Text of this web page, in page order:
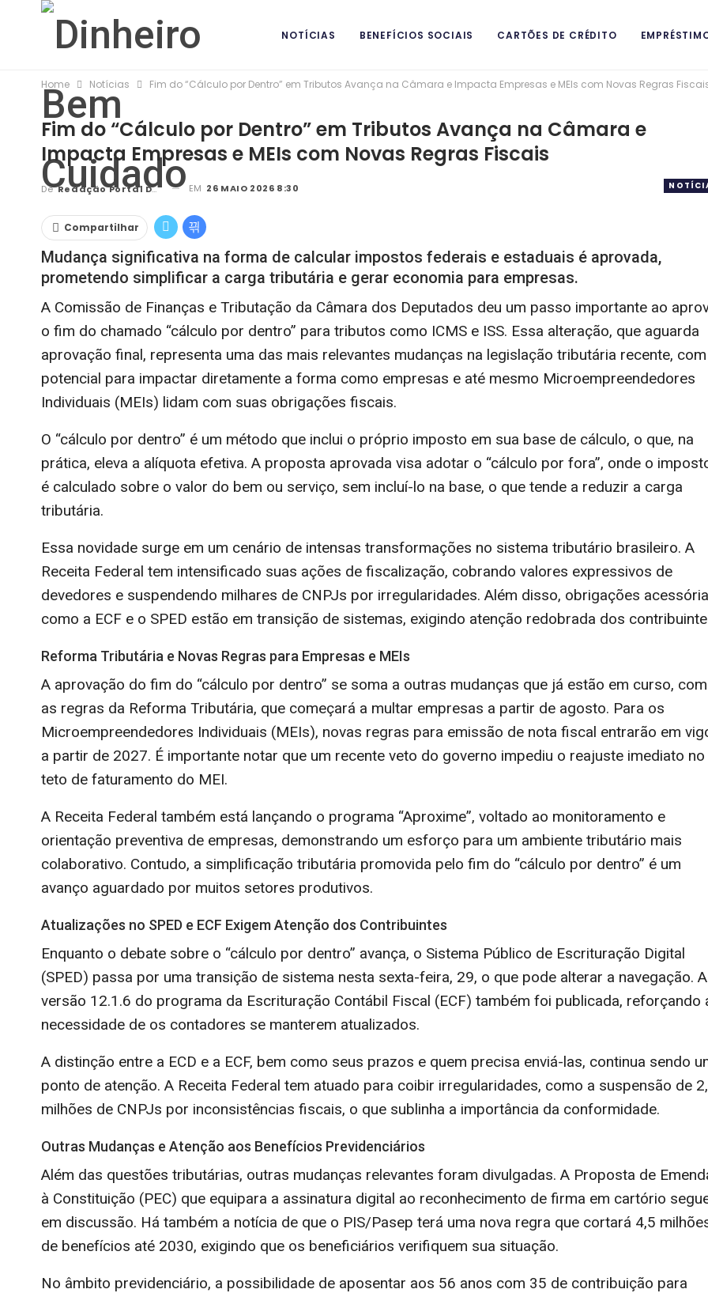
NOTÍCIAS BENEFÍCIOS SOCIAIS CARTÕES DE CRÉDITO
Home Notícias Fim do “Cálculo por Dentro” em Tributos Avança na Câmara e Impacta Empresas e MEIs com Novas Regras
Fim do “Cálculo por Dentro” em Tributos Avança na Câmara e
Impacta Empresas e MEIs com Novas Regras Fiscais
DeRedação Portal DBC EM 26 MAIO 2026 8:30
Compartilhar
Mudança significativa na forma de calcular impostos federais e estaduais é aprovada,
prometendo simplificar a carga tributária e gerar economia para empresas.
A Comissão de Finanças e Tributação da Câmara dos Deputados deu um passo importante ao
o fim do chamado “cálculo por dentro” para tributos como ICMS e ISS. Essa alteração, que aguarda
aprovação final, representa uma das mais relevantes mudanças na legislação tributária recente, com
potencial para impactar diretamente a forma como empresas e até mesmo Microempreendedores
Individuais (MEIs) lidam com suas obrigações fiscais.
O “cálculo por dentro” é um método que inclui o próprio imposto em sua base de cálculo, o que, na
prática, eleva a alíquota efetiva. A proposta aprovada visa adotar o “cálculo por fora”, onde o
é calculado sobre o valor do bem ou serviço, sem incluí-lo na base, o que tende a reduzir a carga
tributária.
Essa novidade surge em um cenário de intensas transformações no sistema tributário brasileiro. A
Receita Federal tem intensificado suas ações de fiscalização, cobrando valores expressivos de
devedores e suspendendo milhares de CNPJs por irregularidades. Além disso, obrigações
como a ECF e o SPED estão em transição de sistemas, exigindo atenção redobrada dos
Reforma Tributária e Novas Regras para Empresas e MEIs
A aprovação do fim do “cálculo por dentro” se soma a outras mudanças que já estão em curso,
as regras da Reforma Tributária, que começará a multar empresas a partir de agosto. Para os
Microempreendedores Individuais (MEIs), novas regras para emissão de nota fiscal entrarão em
a partir de 2027. É importante notar que um recente veto do governo impediu o reajuste imediato no
teto de faturamento do MEI.
A Receita Federal também está lançando o programa “Aproxime”, voltado ao monitoramento e
orientação preventiva de empresas, demonstrando um esforço para um ambiente tributário mais
colaborativo. Contudo, a simplificação tributária promovida pelo fim do “cálculo por dentro” é um
avanço aguardado por muitos setores produtivos.
Atualizações no SPED e ECF Exigem Atenção dos Contribuintes
Enquanto o debate sobre o “cálculo por dentro” avança, o Sistema Público de Escrituração Digital
(SPED) passa por uma transição de sistema nesta sexta-feira, 29, o que pode alterar a navegação. A
versão 12.1.6 do programa da Escrituração Contábil Fiscal (ECF) também foi publicada, reforçando
necessidade de os contadores se manterem atualizados.
A distinção entre a ECD e a ECF, bem como seus prazos e quem precisa enviá-las, continua sendo
ponto de atenção. A Receita Federal tem atuado para coibir irregularidades, como a suspensão de
milhões de CNPJs por inconsistências fiscais, o que sublinha a importância da conformidade.
Outras Mudanças e Atenção aos Benefícios Previdenciários
Além das questões tributárias, outras mudanças relevantes foram divulgadas. A Proposta de
à Constituição (PEC) que equipara a assinatura digital ao reconhecimento de firma em cartório
em discussão. Há também a notícia de que o PIS/Pasep terá uma nova regra que cortará 4,5
de benefícios até 2030, exigindo que os beneficiários verifiquem sua situação.
No âmbito previdenciário, a possibilidade de aposentar aos 56 anos com 35 de contribuição para